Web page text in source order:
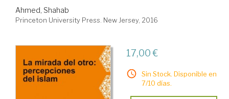
Ahmed, Shahab
Princeton University Press. New Jersey, 2016
17,00 €
Sin Stock. Disponible en
7/10 días.